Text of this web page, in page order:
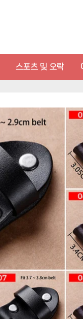
스포츠 및 오락